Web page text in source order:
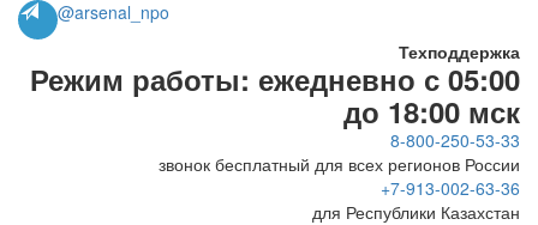
@arsenal_npo
Техподдержка
Режим работы: ежедневно с 05:00
до 18:00 мск
8-800-250-53-33
звонок бесплатный для всех регионов России
+7-913-002-63-36
для Республики Казахстан